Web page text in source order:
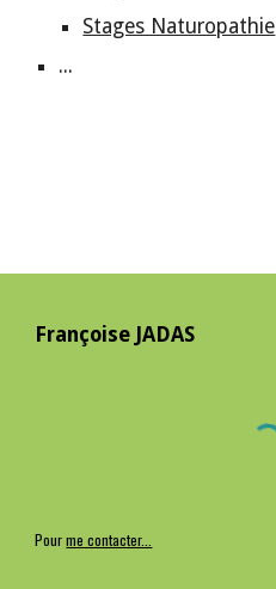
Stages Naturopathie
...
Françoise JADAS
Pourme contacter...